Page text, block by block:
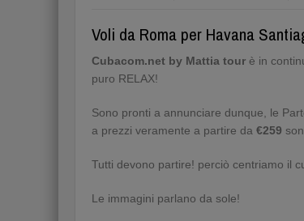
Voli da Roma per Havana
Cubacom.net by Mattia tour è in
puro RELAX!
Sono pronti a annunciare dunque, le
a prezzi veramente a partire da €259
Tutti devono partire! perciò centriamo il
Le immagini parlano da sole!